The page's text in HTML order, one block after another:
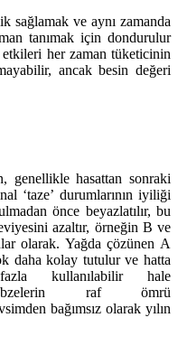
sağlamak ve aynı zamanda
tanımak için dondurulur
her zaman tüketicinin
ancak besin değeri
genellikle hasattan sonraki
‘taze’ durumlarının iyiliği
önce beyazlatılır, bu
azaltır, örneğin B ve
olarak. Yağda çözünen A
daha kolay tutulur ve hatta
kullanılabilir hale
raf ömrü
bağımsız olarak yılın